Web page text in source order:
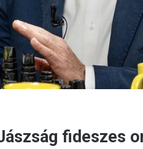
fideszes